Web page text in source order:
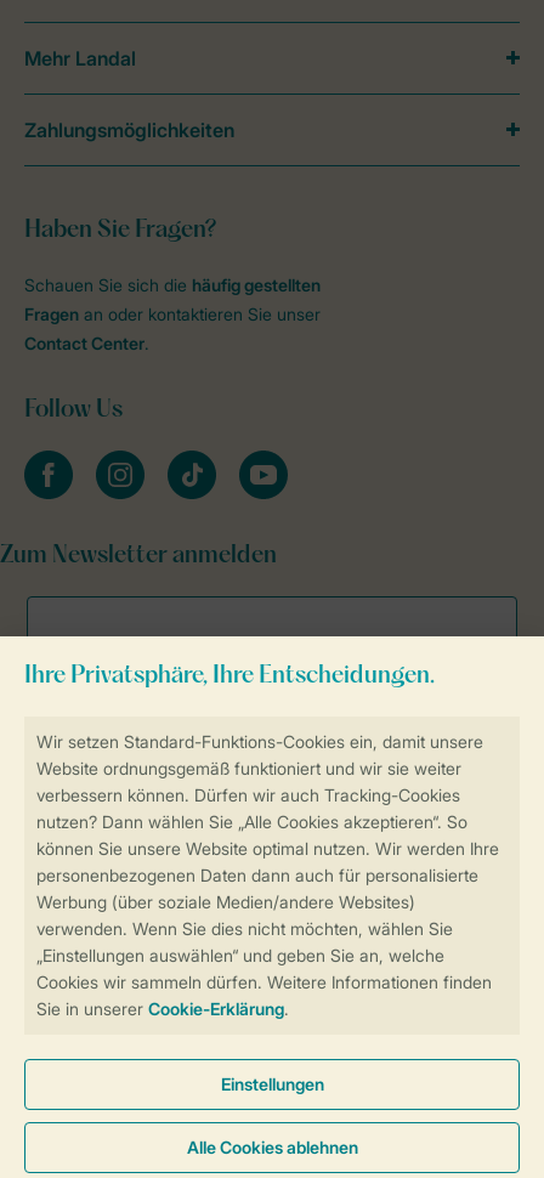
Sicherstellung Deiner Privatsphäre
Weitere Informationen und Einstellungen
Sicher und schnell zur Online-Buchung
Sichere Datenübertragung
Sicheres Bezahlen
Haben Sie Fragen?
Schauen Sie sich die häufig gestellten
Fragen an oder kontaktieren Sie unser
Contact Center.
Follow Us
facebookinstagramtiktok youtube
Zum Newsletter anmelden
Mehr Landal
Zahlungsmöglichkeiten
Allgemeine Bedingungen Impressum
Cookies und Banner
Barrierefreiheit